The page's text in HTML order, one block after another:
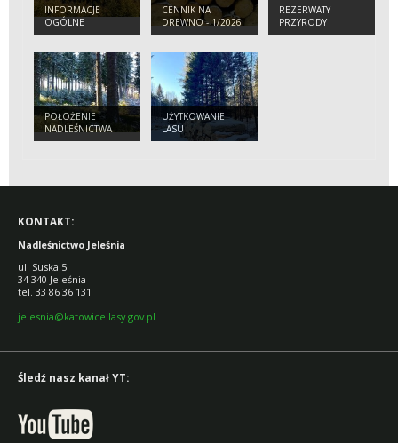
INFORMACJE
OGÓLNE
CENNIK NA
DREWNO - 1/2026
R.
REZERWATY
PRZYRODY
POŁOŻENIE
NADLEŚNICTWA
JELEŚNIA
UŻYTKOWANIE
LASU
KONTAKT:
Nadleśnictwo Jeleśnia
ul. Suska 5
34-340 Jeleśnia
tel. 33 86 36 131
jelesnia@katowice.lasy.gov.pl
Śledź nasz kanał YT: